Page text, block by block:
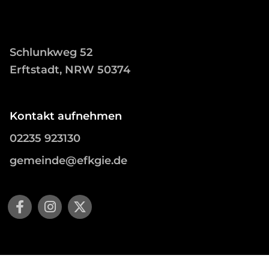
Schlunkweg 52
Erftstadt, NRW 50374
Kontakt aufnehmen
02235 923130
gemeinde@efkgie.de